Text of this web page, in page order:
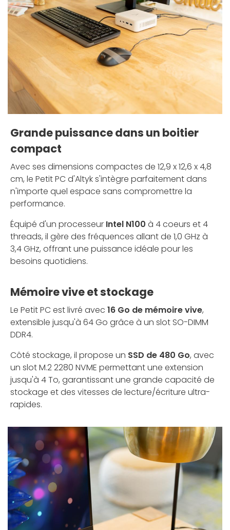
Grande puissance dans un boitier
compact
Avec ses dimensions compactes de 12,9 x 12,6 x 4,8
cm, le Petit PC d'Altyk s'intègre parfaitement dans
n'importe quel espace sans compromettre la
performance.
Équipé d'un processeur Intel N100 à 4 coeurs et 4
threads, il gère des fréquences allant de 1,0 GHz à
3,4 GHz, offrant une puissance idéale pour les
besoins quotidiens.
Mémoire vive et stockage
Le Petit PC est livré avec 16 Go de mémoire vive,
extensible jusqu'à 64 Go grâce à un slot SO-DIMM
DDR4.
Côté stockage, il propose un SSD de 480 Go, avec
un slot M.2 2280 NVME permettant une extension
jusqu'à 4 To, garantissant une grande capacité de
stockage et des vitesses de lecture/écriture ultra-
rapides.